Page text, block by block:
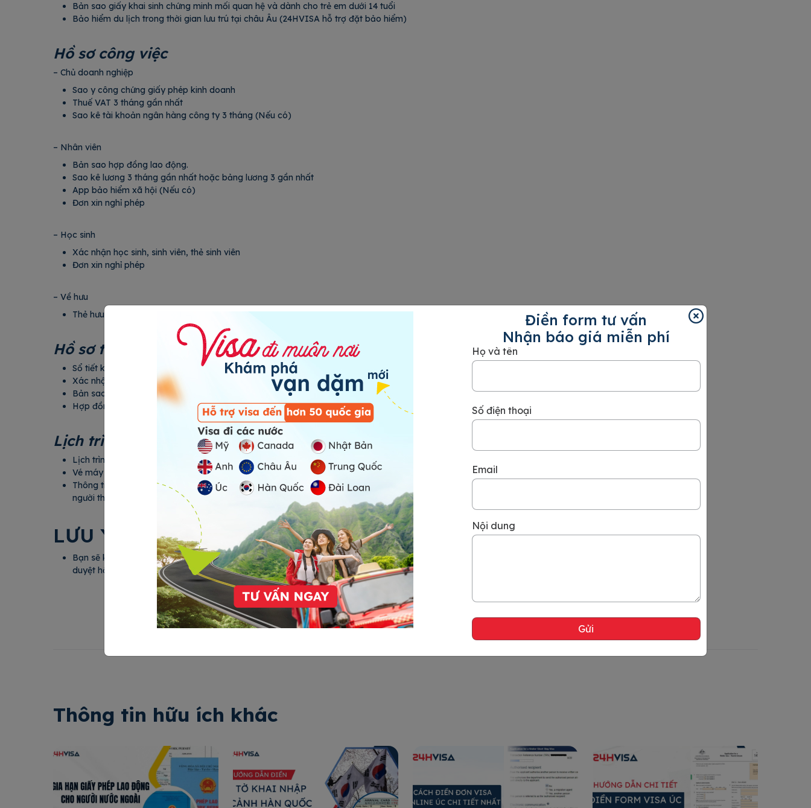
Bản sao giấy khai sinh chứng minh mối quan hệ và dành cho trẻ em dưới 14 tuổi
Bảo hiểm du lịch trong thời gian lưu trú tại châu Âu (24HVISA hỗ trợ đặt bảo hiểm)
Hồ sơ công việc
– Chủ doanh nghiệp
Sao y công chứng giấy phép kinh doanh
Thuế VAT 3 tháng gần nhất
Sao kê tài khoản ngân hàng công ty 3 tháng (Nếu có)
– Nhân viên
Bản sao hợp đồng lao động.
Sao kê lương 3 tháng gần nhất hoặc bảng lương 3 gần nhất
App bảo hiểm xã hội (Nếu có)
Đơn xin nghỉ phép
– Học sinh
Xác nhận học sinh, sinh viên, thẻ sinh viên
Đơn xin nghỉ phép
– Về hưu
Thẻ hưu, sổ hưu, quyết định về hưu
Hồ sơ tài chính
Sổ tiết kiệm gốc
Xác nhận số dư sổ tiết kiệm tối thiểu 150 triệu/người.
Bản sao nhà đất, xe hơi, cổ phiếu, cổ phần,…
Hợp đồng mua bán, tài sản khác (nếu có).
Lịch trình chuyến đi
Lịch trình chi tiết tại Tây Ban Nha (24HVISA hỗ trợ)
Vé máy bay khứ hồi (24HVISA hỗ trợ)
Thông tin book phòng khách sạn tại Tây Ban Nha (24HVISA hỗ trợ). Trường hợp lưu trú tại nhà
người thân/bạn bè tại Tây Ban Nha, bạn cần cung cấp giấy tờ của người bảo lãnh cư trú.
LƯU Ý
Bạn sẽ không cần phải phỏng vấn, tuy nhiên trong một số trường hợp đặc biệt, Cơ quan xét
duyệt hồ sơ có thể sẽ gọi điện trực tiếp để thẩm định hồ sơ.
Thông tin hữu ích khác
Điền form tư vấn
Nhận báo giá miễn phí
Họ và tên
Số điện thoại
Email
Nội dung